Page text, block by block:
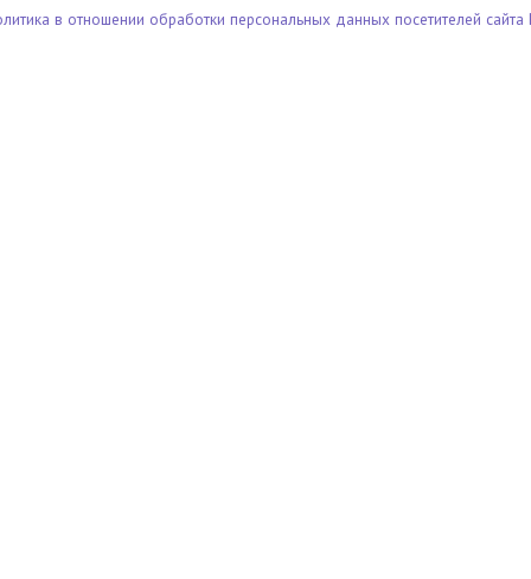
в отношении обработки персональных данных посетителей